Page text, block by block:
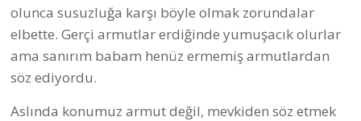
olunca susuzluğa karşı böyle olmak zorundalar
elbette. Gerçi armutlar erdiğinde yumuşacık olurlar
ama sanırım babam henüz ermemiş armutlardan
söz ediyordu.
Aslında konumuz armut değil, mevkiden söz etmek